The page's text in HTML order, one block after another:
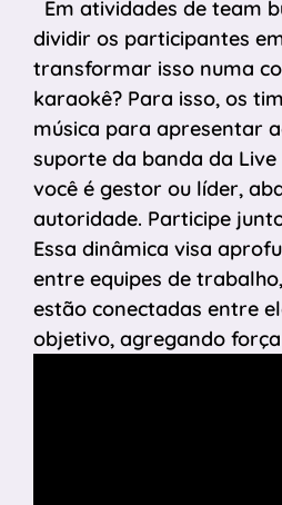
Em atividades de team
dividir os participantes
transformar isso numa
karaokê? Para isso, os
música para apresentar
suporte da banda da
você é gestor ou líder,
autoridade. Participe
Essa dinâmica visa
entre equipes de
estão conectadas entre
objetivo, agregando